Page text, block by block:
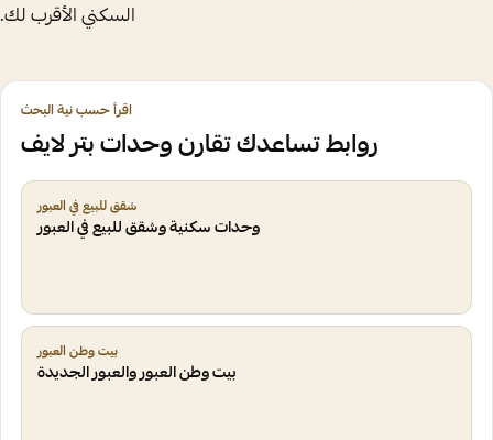
السكني الأقرب لك.
اقرأ حسب نية البحث
روابط تساعدك تقارن وحدات بتر لايف
شقق للبيع في العبور
وحدات سكنية وشقق للبيع في العبور
بيت وطن العبور
بيت وطن العبور والعبور الجديدة